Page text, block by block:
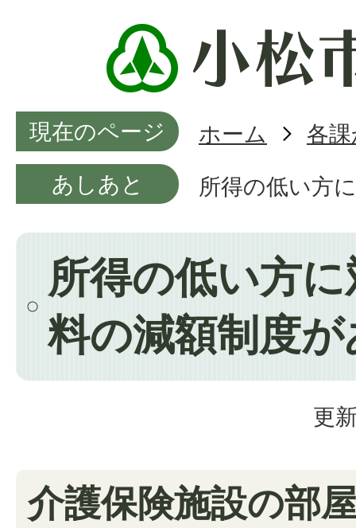
現在のページ ホーム
各
あしあと
所得の低い方
所得の低い方
料の減額制度
更
介護保険施設の部